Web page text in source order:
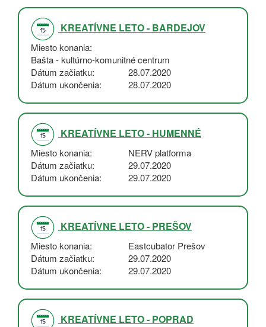
KREATÍVNE LETO - BARDEJOV
Miesto konania
Bašta - kultúrno-komunitné centrum
Dátum začiatku
28.07.2020
Dátum ukončenia
28.07.2020
KREATÍVNE LETO - HUMENNÉ
Miesto konania
NERV platforma
Dátum začiatku
29.07.2020
Dátum ukončenia
29.07.2020
KREATÍVNE LETO - PREŠOV
Miesto konania
Eastcubator Prešov
Dátum začiatku
29.07.2020
Dátum ukončenia
29.07.2020
KREATÍVNE LETO - POPRAD